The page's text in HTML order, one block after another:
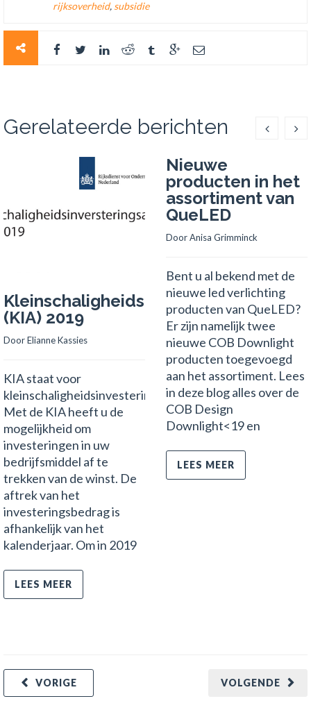
rijksoverheid, subsidie
Gerelateerde berichten
Kleinschaligheidsinvesteringsaftrek
(KIA) 2019
Door Elianne Kassies
KIA staat voor
kleinschaligheidsinvesteringsaftrek.
Met de KIA heeft u de
mogelijkheid om
investeringen in uw
bedrijfsmiddel af te
trekken van de winst. De
aftrek van het
investeringsbedrag is
afhankelijk van het
kalenderjaar. Om in 2019
LEES MEER
Nieuwe
producten in het
assortiment van
QueLED
Door Anisa Grimminck
Bent u al bekend met de
nieuwe led verlichting
producten van QueLED?
Er zijn namelijk twee
nieuwe COB Downlight
producten toegevoegd
aan het assortiment. Lees
in deze blog alles over de
COB Design
Downlight<19 en
LEES MEER
VOLGENDE
VORIGE